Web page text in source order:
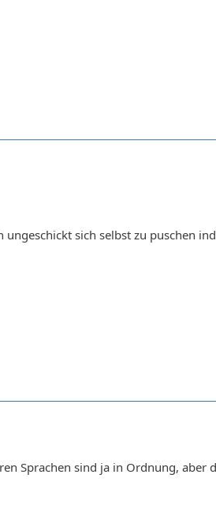
sich selbst zu puschen
Sprachen sind ja in Ordnung,